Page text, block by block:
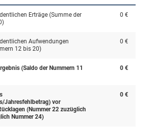
Erträge (Summe der
0 €
Aufwendungen
12 bis 20)
0 €
(Saldo der Nummern 11
0 €
Jahresfehlbetrag) vor
(Nummer 22 zuzüglich
Nummer 24)
0 €